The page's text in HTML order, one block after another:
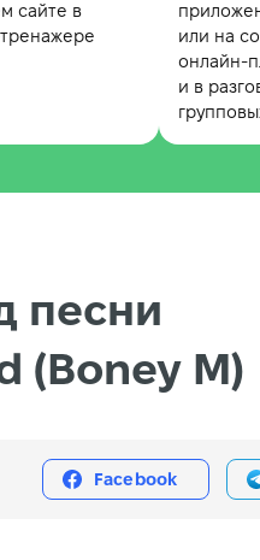
сайте в
или на
онлайн-
и в
песни
(Boney M)
Facebook